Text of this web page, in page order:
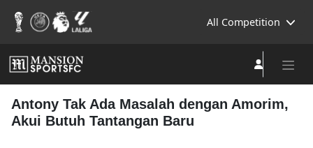
All Competition
Antony Tak Ada Masalah dengan Amorim,
Akui Butuh Tantangan Baru